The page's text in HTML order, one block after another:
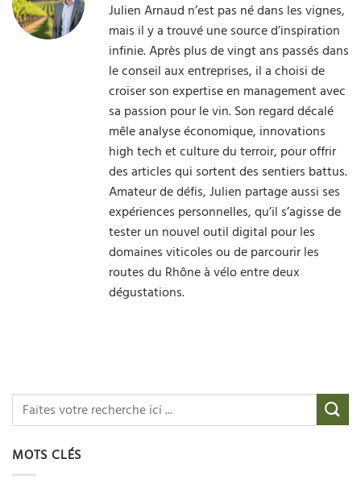
Julien Arnaud n’est pas né dans les vignes,
mais il y a trouvé une source d’inspiration
infinie. Après plus de vingt ans passés dans
le conseil aux entreprises, il a choisi de
croiser son expertise en management avec
sa passion pour le vin. Son regard décalé
mêle analyse économique, innovations
high tech et culture du terroir, pour offrir
des articles qui sortent des sentiers battus.
Amateur de défis, Julien partage aussi ses
expériences personnelles, qu’il s’agisse de
tester un nouvel outil digital pour les
domaines viticoles ou de parcourir les
routes du Rhône à vélo entre deux
dégustations.
MOTS CLÉS